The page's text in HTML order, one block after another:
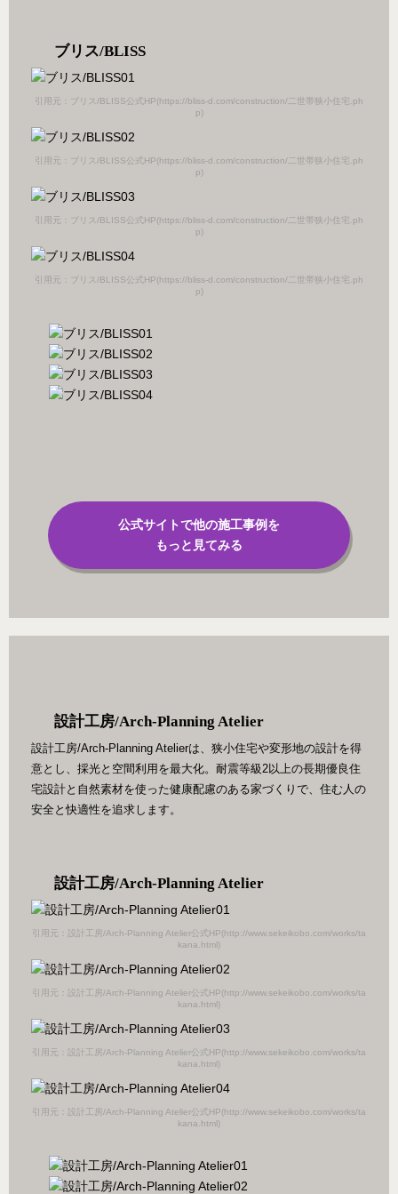
ブリス/BLISS
引用元：ブリス/BLISS公式HP(https://bliss-d.com/construction/二世帯狭小住宅.ph
p)
引用元：ブリス/BLISS公式HP(https://bliss-d.com/construction/二世帯狭小住宅.ph
p)
引用元：ブリス/BLISS公式HP(https://bliss-d.com/construction/二世帯狭小住宅.ph
p)
引用元：ブリス/BLISS公式HP(https://bliss-d.com/construction/二世帯狭小住宅.ph
p)
公式サイトで他の施工事例を
もっと見てみる
設計工房/Arch-Planning Atelier
設計工房/Arch-Planning Atelierは、狭小住宅や変形地の設計を得
意とし、採光と空間利用を最大化。耐震等級2以上の長期優良住
宅設計と自然素材を使った健康配慮のある家づくりで、住む人の
安全と快適性を追求します。
設計工房/Arch-Planning Atelier
引用元：設計工房/Arch-Planning Atelier公式HP(http://www.sekeikobo.com/works/ta
kana.html)
引用元：設計工房/Arch-Planning Atelier公式HP(http://www.sekeikobo.com/works/ta
kana.html)
引用元：設計工房/Arch-Planning Atelier公式HP(http://www.sekeikobo.com/works/ta
kana.html)
引用元：設計工房/Arch-Planning Atelier公式HP(http://www.sekeikobo.com/works/ta
kana.html)